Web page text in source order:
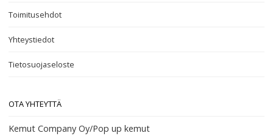
Toimitusehdot
Yhteystiedot
Tietosuojaseloste
OTA YHTEYTTÄ
Kemut Company Oy/Pop up kemut